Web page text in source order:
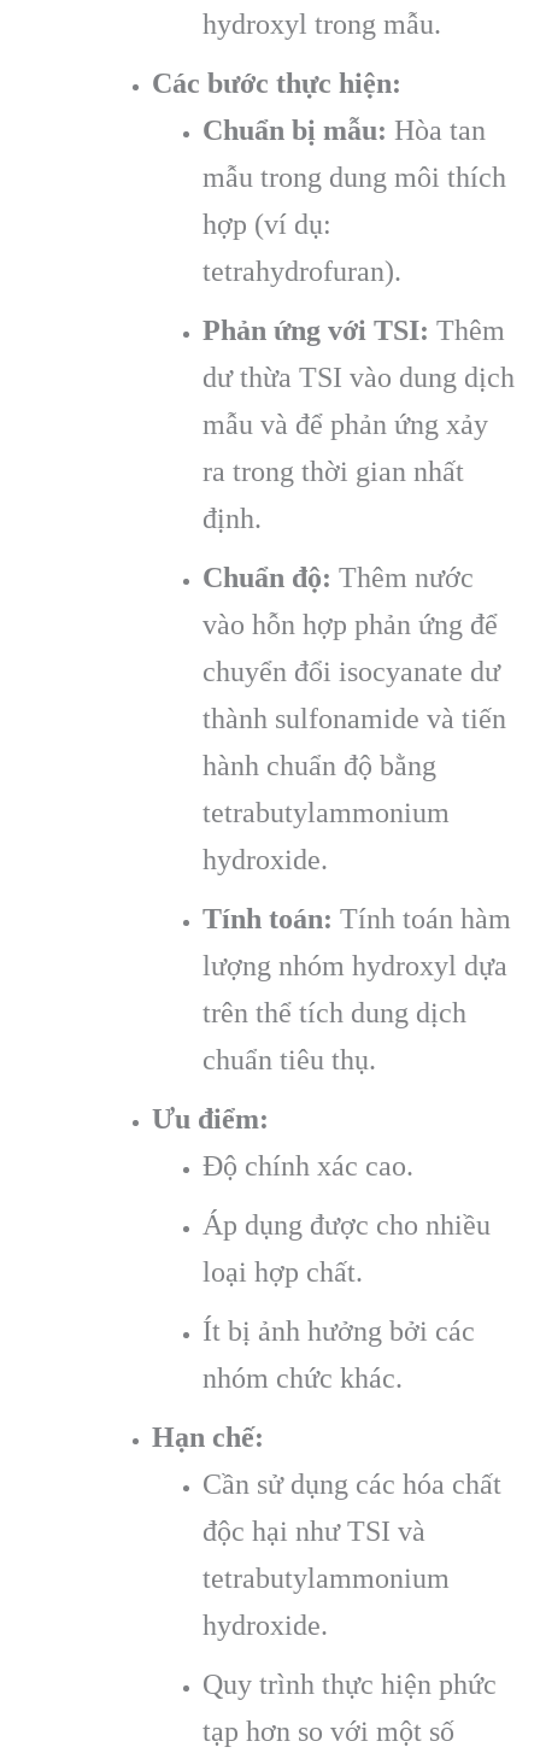
hydroxyl trong mẫu.
Các bước thực hiện:
Chuẩn bị mẫu: Hòa tan
mẫu trong dung môi thích
hợp (ví dụ:
tetrahydrofuran).
Phản ứng với TSI: Thêm
dư thừa TSI vào dung dịch
mẫu và để phản ứng xảy
ra trong thời gian nhất
định.
Chuẩn độ: Thêm nước
vào hỗn hợp phản ứng để
chuyển đổi isocyanate dư
thành sulfonamide và tiến
hành chuẩn độ bằng
tetrabutylammonium
hydroxide.
Tính toán: Tính toán hàm
lượng nhóm hydroxyl dựa
trên thể tích dung dịch
chuẩn tiêu thụ.
Ưu điểm:
Độ chính xác cao.
Áp dụng được cho nhiều
loại hợp chất.
Ít bị ảnh hưởng bởi các
nhóm chức khác.
Hạn chế:
Cần sử dụng các hóa chất
độc hại như TSI và
tetrabutylammonium
hydroxide.
Quy trình thực hiện phức
tạp hơn so với một số